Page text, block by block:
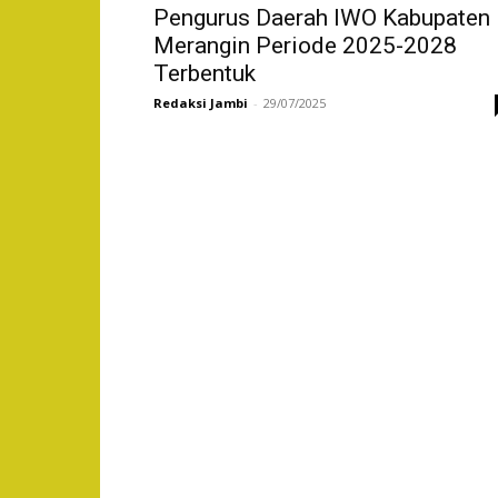
Pengurus Daerah IWO Kabupaten
Merangin Periode 2025-2028
Terbentuk
Redaksi Jambi - 29/07/2025